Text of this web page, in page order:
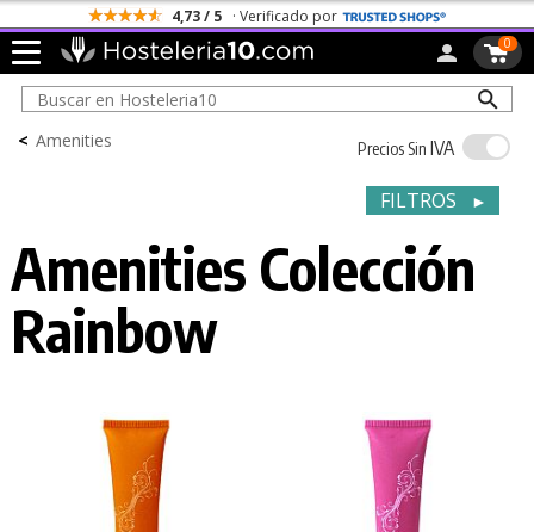
4,73 / 5 · Verificado por
0
< Amenities Precios Sin IVA
FILTROS ►
Amenities Colección
Rainbow